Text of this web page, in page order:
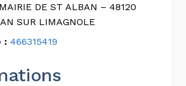
MAIRIE DE ST ALBAN – 48120
SUR LIMAGNOLE
: 466315419